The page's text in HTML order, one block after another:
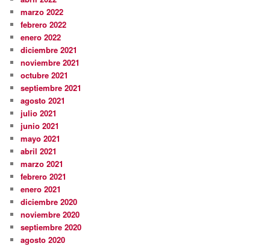
marzo 2022
febrero 2022
enero 2022
diciembre 2021
noviembre 2021
octubre 2021
septiembre 2021
agosto 2021
julio 2021
junio 2021
mayo 2021
abril 2021
marzo 2021
febrero 2021
enero 2021
diciembre 2020
noviembre 2020
septiembre 2020
agosto 2020